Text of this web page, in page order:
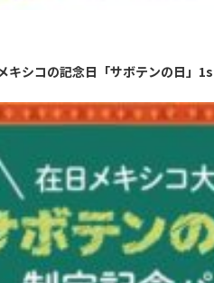
キシコの記念日「サボテンの日